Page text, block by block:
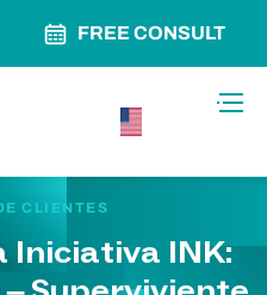
FREE CONSULT
CLIENTES
Iniciativa INK: